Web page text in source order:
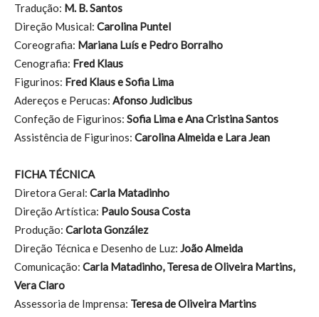
Tradução: M. B. Santos
Direção Musical: Carolina Puntel
Coreografia: Mariana Luís e Pedro Borralho
Cenografia: Fred Klaus
Figurinos: Fred Klaus e Sofia Lima
Adereços e Perucas: Afonso Judicibus
Confeção de Figurinos: Sofia Lima e Ana Cristina Santos
Assistência de Figurinos: Carolina Almeida e Lara Jean
FICHA TÉCNICA
Diretora Geral: Carla Matadinho
Direção Artística: Paulo Sousa Costa
Produção: Carlota González
Direção Técnica e Desenho de Luz: João Almeida
Comunicação: Carla Matadinho, Teresa de Oliveira Martins,
Vera Claro
Assessoria de Imprensa: Teresa de Oliveira Martins